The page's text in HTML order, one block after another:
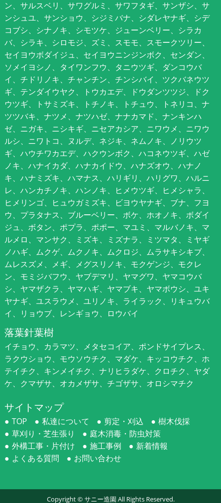
ン、サルスベリ、サワグルミ、サワフタギ、サンザシ、サ
ンシュユ、サンショウ、シジミバナ、シダレヤナギ、シデ
コブシ、シナノキ、シモツケ、ジューンベリー、シラカ
バ、シラキ、シロモジ、ズミ、スモモ、スモークツリー、
セイヨウボダイジュ、セイヨウニンジンボク、センダン、
ソメイヨシノ、タイワンフウ、タニウツギ、ダンコウバ
イ、チドリノキ、チャンチン、チンシバイ、ツクバネウツ
ギ、テンダイウヤク、トウカエデ、ドウダンツツジ、ドク
ウツギ、トサミズキ、トチノキ、トチュウ、トネリコ、ナ
ツツバキ、ナツメ、ナツハゼ、ナナカマド、ナンキンハ
ゼ、ニガキ、ニシキギ、ニセアカシア、ニワウメ、ニワウ
ルシ、ニワトコ、ヌルデ、ネジキ、ネムノキ、ノリウツ
ギ、ハウチワカエデ、ハクウンボク、ハコネウツギ、ハゼ
ノキ、ハナイカダ、ハナカイドウ、ハナズオウ、ハナノ
キ、ハナミズキ、ハマナス、ハリギリ、ハリグワ、ハルニ
レ、ハンカチノキ、ハンノキ、ヒメウツギ、ヒメシャラ、
ヒメリンゴ、ヒュウガミズキ、ビヨウヤナギ、ブナ、フヨ
ウ、プラタナス、ブルーベリー、ボケ、ホオノキ、ボダイ
ジュ、ボタン、ポプラ、ポポー、マユミ、マルバノキ、マ
ルメロ、マンサク、ミズキ、ミズナラ、ミツマタ、ミヤギ
ノハギ、ムクゲ、ムクノキ、ムクロジ、ムラサキシキブ、
ムレスズメ、メギ、メグスリノキ、モクゲンジ、モクレ
ン、モミジバフウ、ヤブデマリ、ヤマグワ、ヤマコウバ
シ、ヤマザクラ、ヤマハギ、ヤマブキ、ヤマボウシ、ユキ
ヤナギ、ユスラウメ、ユリノキ、ライラック、リキュウバ
イ、リョウブ、レンギョウ、ロウバイ
落葉針葉樹
イチョウ、カラマツ、メタセコイア、ポンドサイプレス、
ラクウショウ、モウソウチク、マダケ、キッコウチク、ホ
テイチク、キンメイチク、ナリヒラダケ、クロチク、ヤダ
ケ、クマザサ、オカメザサ、チゴザサ、オロシマチク
サイトマップ
TOP 私達について 剪定・刈込
樹木伐採
草刈り・芝生張り
庭木消毒・防虫対策
外構工事・片付け
施工事例
新着情報
よくある質問
お問い合わせ
Copyright ©サニー造園 All Rights Reserved.